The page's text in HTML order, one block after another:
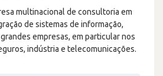
multinacional de consultoria em
de sistemas de informação,
empresas, em particular nos
indústria e telecomunicações.